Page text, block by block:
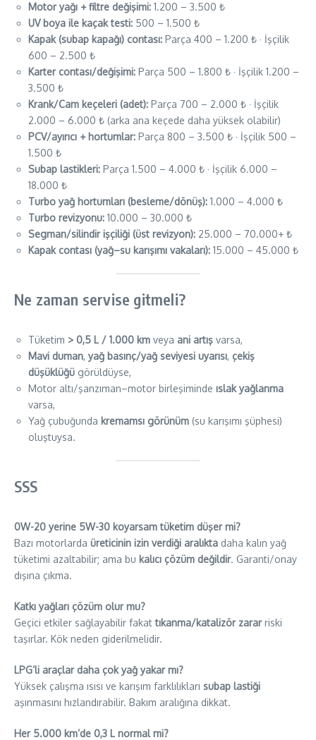
Motor yağı + filtre değişimi: 1.200 – 3.500 ₺
UV boya ile kaçak testi: 500 – 1.500 ₺
Kapak (subap kapağı) contası: Parça 400 – 1.200 ₺ · İşçilik
600 – 2.500 ₺
Karter contası/değişimi: Parça 500 – 1.800 ₺ · İşçilik 1.200 –
3.500 ₺
Krank/Cam keçeleri (adet): Parça 700 – 2.000 ₺ · İşçilik
2.000 – 6.000 ₺ (arka ana keçede daha yüksek olabilir)
PCV/ayırıcı + hortumlar: Parça 800 – 3.500 ₺ · İşçilik 500 –
1.500 ₺
Subap lastikleri: Parça 1.500 – 4.000 ₺ · İşçilik 6.000 –
18.000 ₺
Turbo yağ hortumları (besleme/dönüş): 1.000 – 4.000 ₺
Turbo revizyonu: 10.000 – 30.000 ₺
Segman/silindir işçiliği (üst revizyon): 25.000 – 70.000+ ₺
Kapak contası (yağ–su karışımı vakaları): 15.000 – 45.000 ₺
Ne zaman servise gitmeli?
Tüketim > 0,5 L / 1.000 km veya ani artış varsa,
Mavi duman, yağ basınç/yağ seviyesi uyarısı, çekiş
düşüklüğü görüldüyse,
Motor altı/şanzıman–motor birleşiminde ıslak yağlanma
varsa,
Yağ çubuğunda kremamsı görünüm (su karışımı şüphesi)
oluştuysa.
SSS
0W-20 yerine 5W-30 koyarsam tüketim düşer mi?
Bazı motorlarda üreticinin izin verdiği aralıkta daha kalın yağ
tüketimi azaltabilir; ama bu kalıcı çözüm değildir. Garanti/onay
dışına çıkma.
Katkı yağları çözüm olur mu?
Geçici etkiler sağlayabilir fakattıkanma/katalizör zararriski
taşırlar. Kök neden giderilmelidir.
LPG’li araçlar daha çok yağ yakar mı?
Yüksek çalışma ısısı ve karışım farklılıkları subap lastiği
aşınmasını hızlandırabilir. Bakım aralığına dikkat.
Her 5.000 km’de 0,3 L normal mi?